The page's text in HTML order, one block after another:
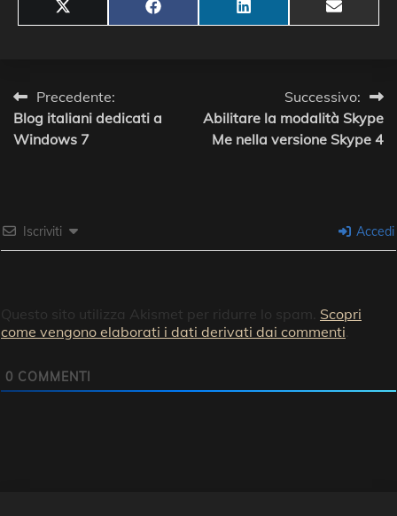
Share
on
X
(Twitter)
Share
on
Facebook
Share
on
LinkedIn
Share
on
Email
Navigazione
articoli
Precedente:
Blog italiani dedicati a
Windows 7
Successivo:
Abilitare la modalità Skype
Me nella versione Skype 4
Iscriviti Accedi
Questo sito utilizza Akismet per ridurre lo spam. Scopri
come vengono elaborati i dati derivati dai commenti
0 COMMENTI